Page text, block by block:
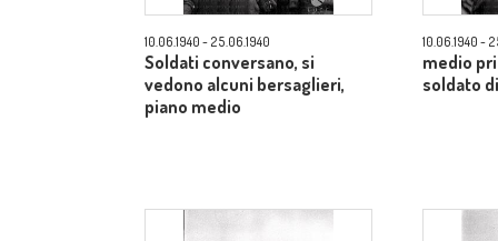
10.06.1940 - 25.06.1940
Soldati conversano, si
vedono alcuni bersaglieri,
piano medio
10.06.1940 -
medio
soldato